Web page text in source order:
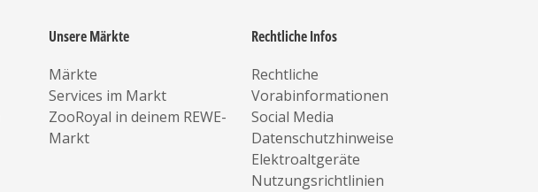
Unsere Märkte
Märkte
Services im Markt
ZooRoyal in deinem REWE-
Markt
Rechtliche Infos
Rechtliche
Vorabinformationen
Social Media
Datenschutzhinweise
Elektroaltgeräte
Nutzungsrichtlinien